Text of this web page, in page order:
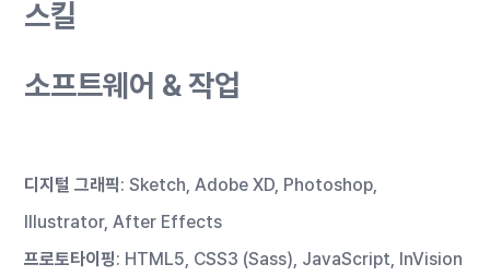
스킬
소프트웨어 & 작업
디지털 그래픽: Sketch, Adobe XD, Photoshop,
Illustrator, After Effects
프로토타이핑: HTML5, CSS3 (Sass), JavaScript, InVision